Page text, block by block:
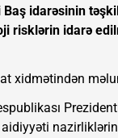
idarəsinin
risklərin idarə
xidmətindən